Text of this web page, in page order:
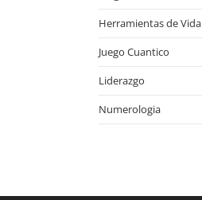
Herramientas de Vida
Juego Cuantico
Liderazgo
Numerologia